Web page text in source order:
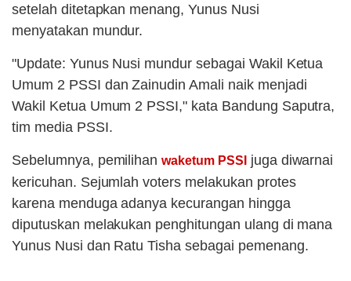
setelah ditetapkan menang, Yunus Nusi
menyatakan mundur.
"Update: Yunus Nusi mundur sebagai Wakil Ketua
Umum 2 PSSI dan Zainudin Amali naik menjadi
Wakil Ketua Umum 2 PSSI," kata Bandung Saputra,
tim media PSSI.
Sebelumnya, pemilihanwaketum PSSI juga diwarnai
kericuhan. Sejumlah voters melakukan protes
karena menduga adanya kecurangan hingga
diputuskan melakukan penghitungan ulang di mana
Yunus Nusi dan Ratu Tisha sebagai pemenang.